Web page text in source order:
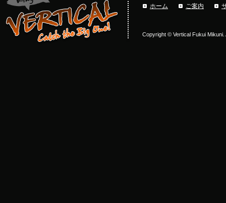
ホーム ご案内
Copyright © Vertical Fukui